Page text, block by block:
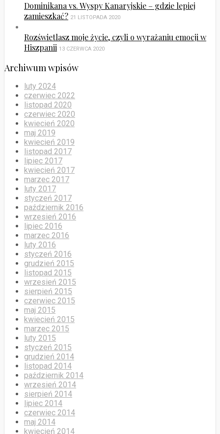
Dominikana vs. Wyspy Kanaryjskie – gdzie lepiej
zamieszkać? 21 LISTOPADA 2020
Rozświetlasz moje życie, czyli o wyrażaniu emocji w
Hiszpanii 13 CZERWCA 2020
Archiwum wpisów
luty 2024
czerwiec 2022
listopad 2020
czerwiec 2020
kwiecień 2020
maj 2019
kwiecień 2019
listopad 2017
lipiec 2017
kwiecień 2017
marzec 2017
luty 2017
styczeń 2017
październik 2016
wrzesień 2016
lipiec 2016
marzec 2016
luty 2016
styczeń 2016
grudzień 2015
listopad 2015
wrzesień 2015
sierpień 2015
czerwiec 2015
maj 2015
kwiecień 2015
marzec 2015
luty 2015
styczeń 2015
grudzień 2014
listopad 2014
październik 2014
wrzesień 2014
sierpień 2014
lipiec 2014
czerwiec 2014
maj 2014
kwiecień 2014